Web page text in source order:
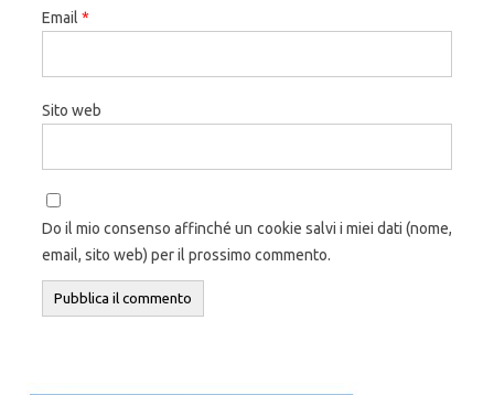
Email *
Sito web
Do il mio consenso affinché un cookie salvi i miei dati (nome,
email, sito web) per il prossimo commento.